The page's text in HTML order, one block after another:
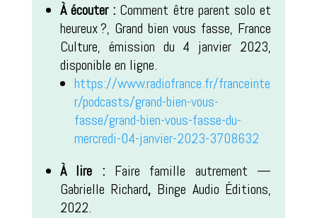
À écouter : Comment être parent solo et
heureux ?, Grand bien vous fasse, France
Culture, émission du 4 janvier 2023,
disponible en ligne.
https://www.radiofrance.fr/franceinte
r/podcasts/grand-bien-vous-
fasse/grand-bien-vous-fasse-du-
mercredi-04-janvier-2023-3708632
À lire : Faire famille autrement —
Gabrielle Richard, Binge Audio Éditions,
2022.